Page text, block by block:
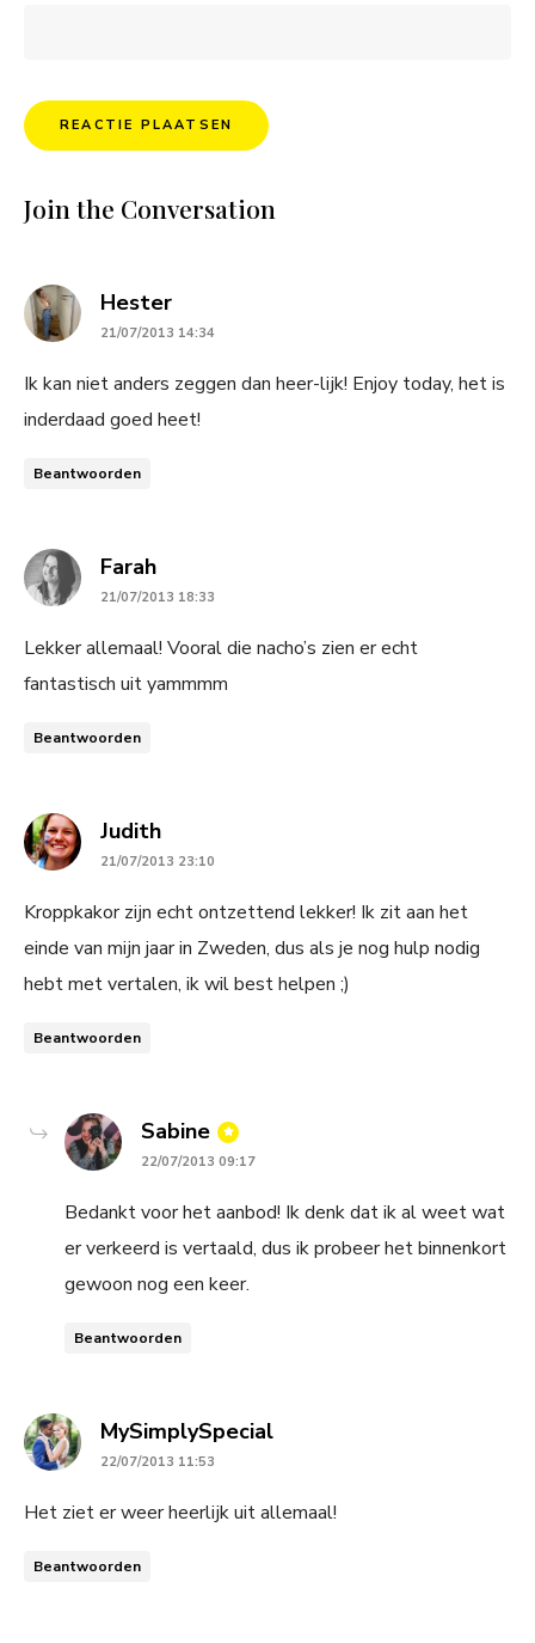
Join the Conversation
Hestersays:
21/07/2013 14:34
Ik kan niet anders zeggen dan heer-lijk! Enjoy today, het is
inderdaad goed heet!
Beantwoorden
Farahsays:
21/07/2013 18:33
Lekker allemaal! Vooral die nacho’s zien er echt
fantastisch uit yammmm
Beantwoorden
Judithsays:
21/07/2013 23:10
Kroppkakor zijn echt ontzettend lekker! Ik zit aan het
einde van mijn jaar in Zweden, dus als je nog hulp nodig
hebt met vertalen, ik wil best helpen ;)
Beantwoorden
Sabine says:
22/07/2013 09:17
Bedankt voor het aanbod! Ik denk dat ik al weet wat
er verkeerd is vertaald, dus ik probeer het binnenkort
gewoon nog een keer.
Beantwoorden
MySimplySpecialsays:
22/07/2013 11:53
Het ziet er weer heerlijk uit allemaal!
Beantwoorden